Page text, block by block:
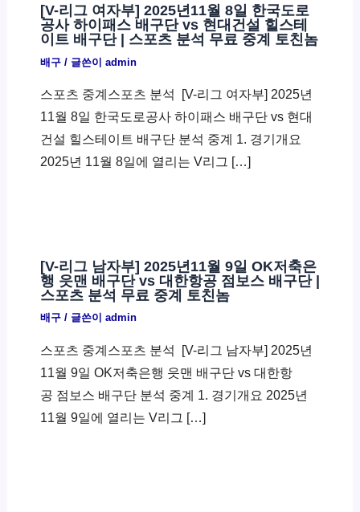
[V-리그 여자부] 2025년11월 8일 한국도로
공사 하이패스 배구단 vs 현대건설 힐스테
이트 배구단 | 스포츠 분석 무료 중계 토친놈
배구/ 글쓴이 admin
스포츠 중계스포츠 분석 ​ [V-리그 여자부] 2025년
11월 8일 한국도로공사 하이패스 배구단 vs 현대
건설 힐스테이트 배구단 분석 중계 1. 경기개요
2025년 11월 8일에 열리는 V리그 […]
[V-리그 남자부] 2025년11월 9일 OK저축은
행 읏맨 배구단 vs 대한항공 점보스 배구단 |
스포츠 분석 무료 중계 토친놈
배구/ 글쓴이 admin
스포츠 중계스포츠 분석 ​ [V-리그 남자부] 2025년
11월 9일 OK저축은행 읏맨 배구단 vs 대한항
공 점보스 배구단 분석 중계 1. 경기개요 2025년
11월 9일에 열리는 V리그 […]